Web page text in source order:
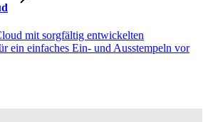
mit sorgfältig entwickelten
ein einfaches Ein- und Ausstempeln vor